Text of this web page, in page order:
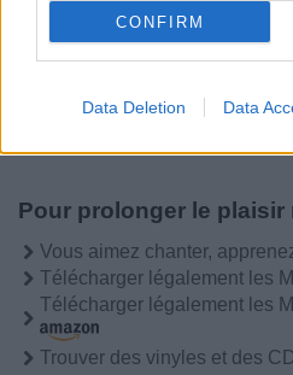
CONFIRM
Data Deletion Data
Paroles + Traduction
Pour prolonger le plaisir
Vous aimez chanter,
Télécharger légalement les
Télécharger légalement les
Trouver des vinyles et des